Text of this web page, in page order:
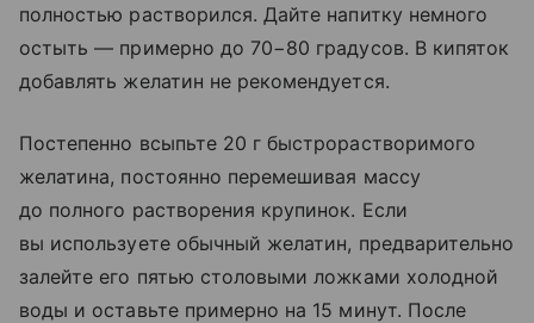
полностью растворился. Дайте напитку немного
остыть — примерно до 70−80 градусов. В кипяток
добавлять желатин не рекомендуется.
Постепенно всыпьте 20 г быстрорастворимого
желатина, постоянно перемешивая массу
до полного растворения крупинок. Если
вы используете обычный желатин, предварительно
залейте его пятью столовыми ложками холодной
воды и оставьте примерно на 15 минут. После